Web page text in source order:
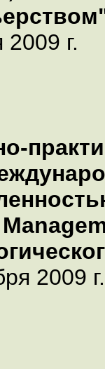
г.
2009 г.